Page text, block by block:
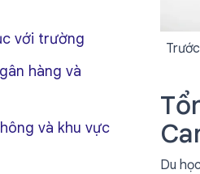
với trường
hàng và
và khu vực
Du